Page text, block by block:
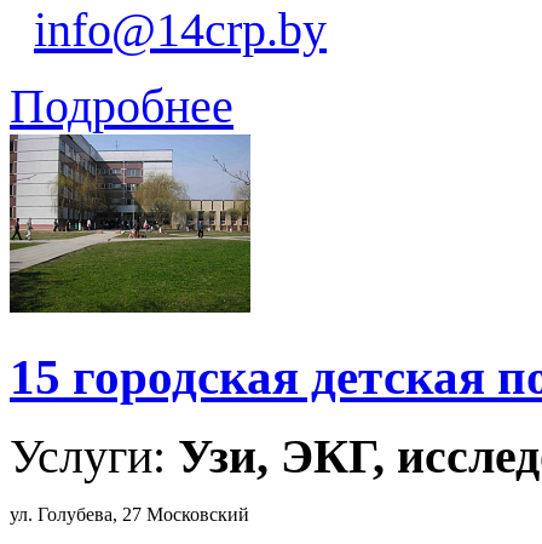
info@14crp.by
Подробнее
15 городская детская
Услуги: Узи, ЭКГ,
ул. Голубева, 27 Московский